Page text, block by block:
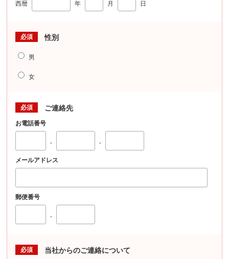
西暦 年 月 日
必須 性別
男
女
必須 ご連絡先
お電話番号
- -
メールアドレス
郵便番号
-
必須 当社からのご連絡について